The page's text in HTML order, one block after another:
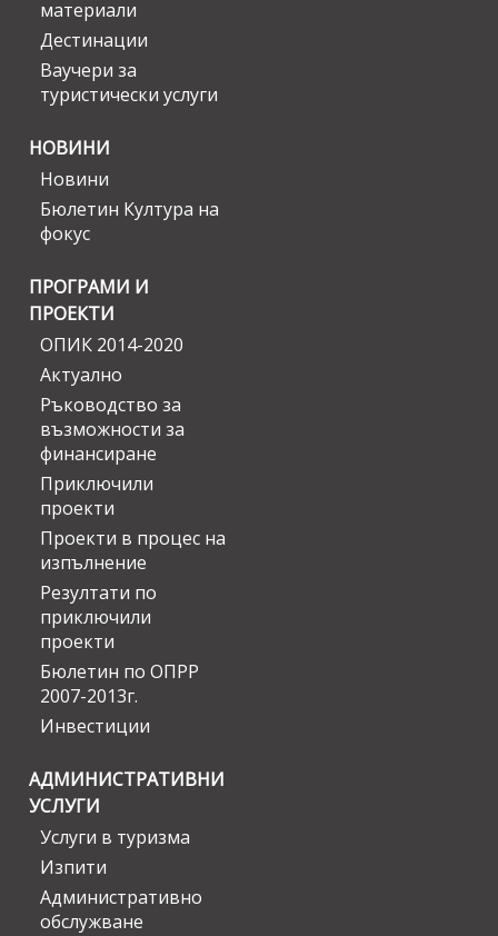
материали
Дестинации
Ваучери за
туристически услуги
НОВИНИ
Новини
Бюлетин Култура на
фокус
ПРОГРАМИ И
ПРОЕКТИ
ОПИК 2014-2020
Актуално
Ръководство за
възможности за
финансиране
Приключили
проекти
Проекти в процес на
изпълнение
Резултати по
приключили
проекти
Бюлетин по ОПРР
2007-2013г.
Инвестиции
АДМИНИСТРАТИВНИ
УСЛУГИ
Услуги в туризма
Изпити
Административно
обслужване